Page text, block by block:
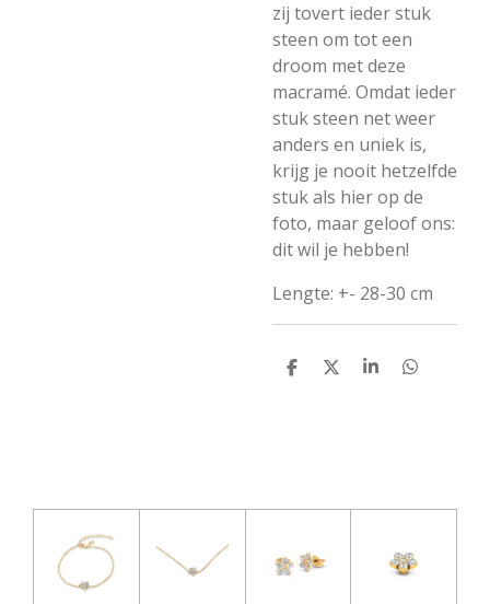
zij tovert ieder stuk
steen om tot een
droom met deze
macramé. Omdat ieder
stuk steen net weer
anders en uniek is,
krijg je nooit hetzelfde
stuk als hier op de
foto, maar geloof ons:
dit wil je hebben!
Lengte: +- 28-30 cm
D
D
S
D